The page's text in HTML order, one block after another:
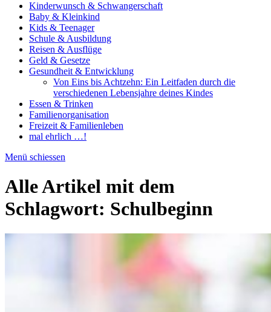
Kinderwunsch & Schwangerschaft
Baby & Kleinkind
Kids & Teenager
Schule & Ausbildung
Reisen & Ausflüge
Geld & Gesetze
Gesundheit & Entwicklung
Von Eins bis Achtzehn: Ein Leitfaden durch die
verschiedenen Lebensjahre deines Kindes
Essen & Trinken
Familienorganisation
Freizeit & Familienleben
mal ehrlich …!
Menü schiessen
Alle Artikel mit dem
Schlagwort: Schulbeginn